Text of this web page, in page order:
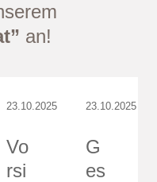
an!
23.10.2025
Vo
rsi
23.10.2025
G
es